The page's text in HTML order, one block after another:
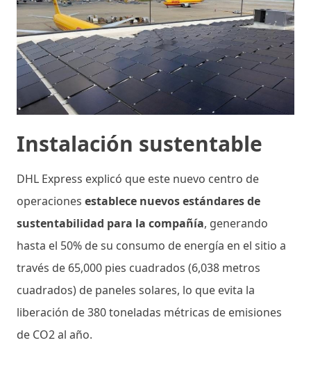
Instalación sustentable
DHL Express explicó que este nuevo centro de
operaciones establece nuevos estándares de
sustentabilidad para la compañía, generando
hasta el 50% de su consumo de energía en el sitio a
través de 65,000 pies cuadrados (6,038 metros
cuadrados) de paneles solares, lo que evita la
liberación de 380 toneladas métricas de emisiones
de CO2 al año.